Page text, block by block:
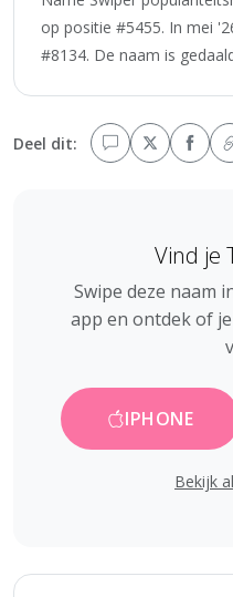
op positie #5455. In mei
#8134. De naam is
Deel dit:
Vind je
Swipe deze naam
app en ontdek of
IPHONE
Bekijk